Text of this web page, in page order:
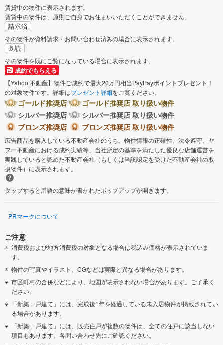
賃貸中の物件に表示されます。
賃貸中の物件は、原則ご自身でお住まいいただくことができません。
請求済
その物件が資料請求・お問い合わせ済みの場合に表示されます。
既読
その物件を既にご覧になっている場合に表示されます。
成約でもらえる
【Yahoo!不動産】物件ご成約で最大20万円相当PayPayポイントプレゼント！
の対象物件です。詳細はプレゼント詳細をご覧ください。
ゴールド推奨店
ゴールド推奨店 取り扱い物件
シルバー推奨店
シルバー推奨店 取り扱い物件
ブロンズ推奨店
ブロンズ推奨店 取り扱い物件
広告商品を購入している不動産会社のうち、物件情報の正確性、法令遵守、ヤ
フー不動産における成約実績等、当社所定の基準を満たした優良な店舗運営を
実践していると認めた不動産会社（もしくは当該認定を受けた不動産会社の取
扱物件）に表示されます。
タップすると用語の意味が書かれたポップアップが開きます。
PRマークについて
ご注意
消費税および地方消費税の対象となる場合は税込み価格が表示されていま
す。
物件の写真やイラスト、CGなどは実際と異なる場合があります。
市区町村の合併などにより、地図が表示されない場合があります。ご了承く
ださい。
「新築一戸建て」には、完成後1年を経過している未入居物件が掲載されてい
る場合があります。
「新築一戸建て」には、販売住戸が複数の物件は、全ての住戸に該当しない
項目もあります。各問い合わせ先にご確認ください。